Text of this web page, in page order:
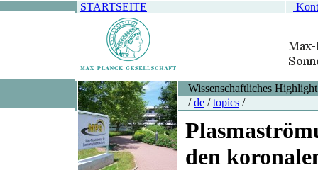
STARTSEITE
Wissenschaftliches
/de /topics /
den